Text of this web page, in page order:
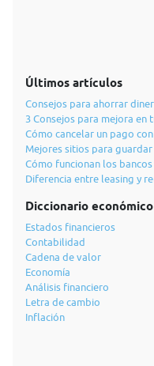
Últimos artículos
Consejos para ahorrar
3 Consejos para mejora en
Cómo cancelar un pago
Mejores sitios para guardar
Cómo funcionan los bancos
Diferencia entre leasing y
Diccionario económico
Estados financieros
Contabilidad
Cadena de valor
Economía
Análisis financiero
Letra de cambio
Inflación